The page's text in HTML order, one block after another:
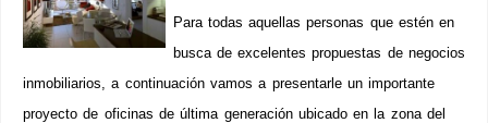
Para todas aquellas personas que estén en
busca de excelentes propuestas de negocios
inmobiliarios, a continuación vamos a presentarle un importante
proyecto de oficinas de última generación ubicado en la zona del